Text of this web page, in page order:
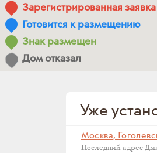
Зарегистрированная заявка
Готовится к размещению
Знак размещен
Дом отказал
Уже
Москва,